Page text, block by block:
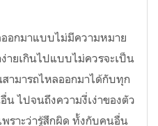
อกมาแบบไม่มีความหมาย
ายเกินไปแบบไม่ควรจะเป็น
ามารถไหลออกมาได้กับทุก
น ไปจนถึงความงี่เง่าของตัว
พราะว่ารู้สึกผิด ทั้งกับคนอื่น